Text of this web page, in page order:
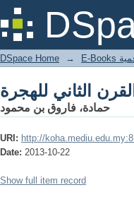
الثاني للهجرة
DSpace Home →
الثاني للهجرة
حمادة، فاروق بن محمود
URI: http://
Date: 2013-10-22
Show full item record